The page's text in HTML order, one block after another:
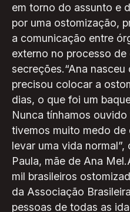
em torno do assunto e
por uma ostomização,
a comunicação entre
externo no processo de
secreções.“Ana
precisou colocar a
dias, o que foi um
Nunca tínhamos
tivemos muito medo de
levar uma vida
Paula, mãe de Ana
mil brasileiros
da Associação
pessoas de todas as